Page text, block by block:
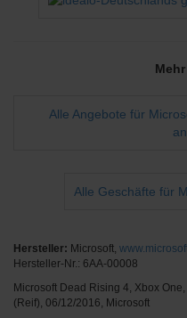
Alle Angebote für
Alle Geschäfte für
Hersteller: Microsoft,
Hersteller-Nr.: 6AA-00008
Microsoft Dead Rising 4, Xbox
(Reif), 06/12/2016, Microsoft